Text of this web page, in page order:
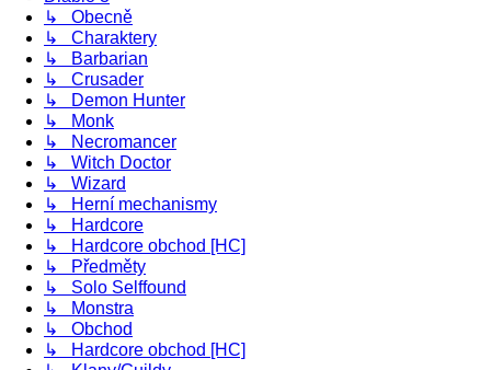
↳ Obecně
↳ Charaktery
↳ Barbarian
↳ Crusader
↳ Demon Hunter
↳ Monk
↳ Necromancer
↳ Witch Doctor
↳ Wizard
↳ Herní mechanismy
↳ Hardcore
↳ Hardcore obchod [HC]
↳ Předměty
↳ Solo Selffound
↳ Monstra
↳ Obchod
↳ Hardcore obchod [HC]